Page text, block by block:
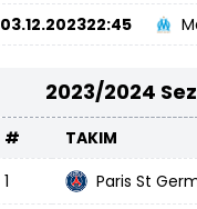
03.12.202322:45
2023/2024
# TAKIM
1
Paris St